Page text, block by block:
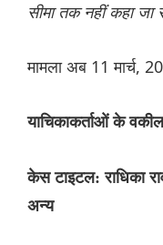
सीमा तक नहीं कहा
मामला अब 11 मार्च,
याचिकाकर्ताओं के
केस टाइटल: राधिका
अन्य